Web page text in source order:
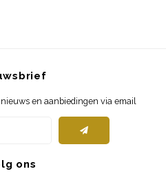
en aanbiedingen via email
ons